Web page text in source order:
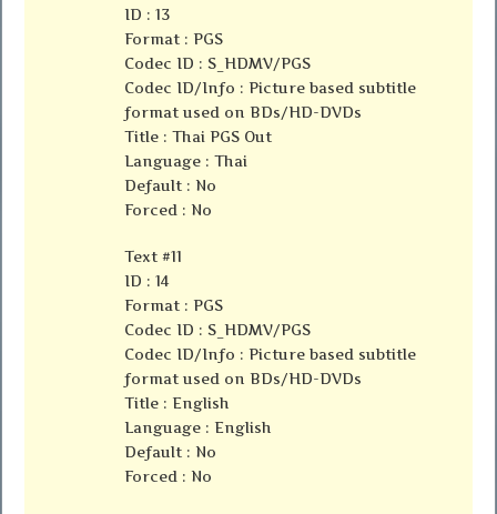
ID : 13
Format : PGS
Codec ID : S_HDMV/PGS
Codec ID/Info : Picture based subtitle
format used on BDs/HD-DVDs
Title : Thai PGS Out
Language : Thai
Default : No
Forced : No
Text #11
ID : 14
Format : PGS
Codec ID : S_HDMV/PGS
Codec ID/Info : Picture based subtitle
format used on BDs/HD-DVDs
Title : English
Language : English
Default : No
Forced : No